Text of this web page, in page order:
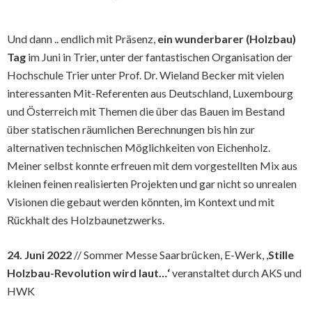
Und dann .. endlich mit Präsenz, ein wunderbarer (Holzbau)
Tag im Juni in Trier, unter der fantastischen Organisation der
Hochschule Trier unter Prof. Dr. Wieland Becker mit vielen
interessanten Mit-Referenten aus Deutschland, Luxembourg
und Österreich mit Themen die über das Bauen im Bestand
über statischen räumlichen Berechnungen bis hin zur
alternativen technischen Möglichkeiten von Eichenholz.
Meiner selbst konnte erfreuen mit dem vorgestellten Mix aus
kleinen feinen realisierten Projekten und gar nicht so unrealen
Visionen die gebaut werden könnten, im Kontext und mit
Rückhalt des Holzbaunetzwerks.
24. Juni 2022 // Sommer Messe Saarbrücken, E-Werk, ,Stille
Holzbau-Revolution wird laut…‘veranstaltet durch AKS und
HWK